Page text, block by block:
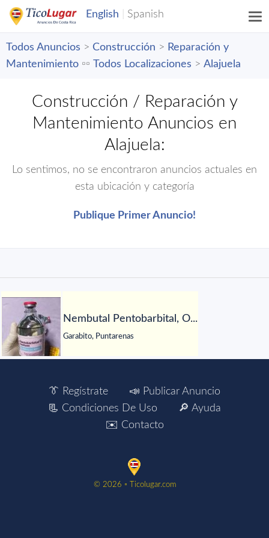
Todos Anuncios > Construcción > Reparación y
Mantenimiento ▫️▫️ Todos Localizaciones > Alajuela
Construcción / Reparación y
Mantenimiento Anuncios en
Alajuela:
Lo sentimos, no se encontraron anuncios actuales en
esta ubicación y categoría
Publique Primer Anuncio!
Nembutal Pentobarbital, O...
Garabito, Puntarenas
👔 Regístrate
📣 Publicar Anuncio
📃 Condiciones De Uso
🔎 Ayuda
✉️ Contacto
©️ 2026 ▫️ Ticolugar.com